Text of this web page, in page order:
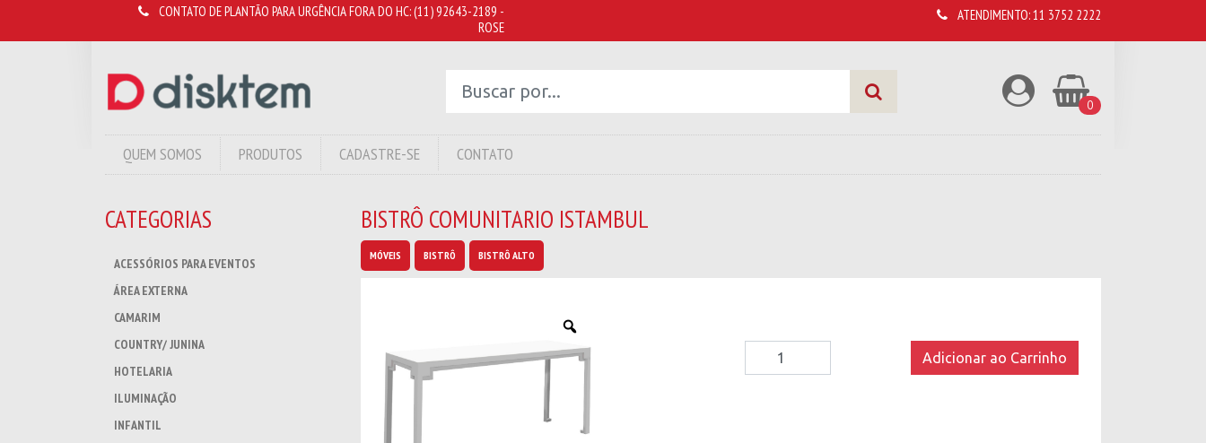
CONTATO DE PLANTÃO PARA URGÊNCIA FORA DO HC:(11) 92643-2189 -
ROSE
ATENDIMENTO:11 3752 2222
0
QUEM SOMOS PRODUTOS CADASTRE-SE CONTATO
CATEGORIAS
ACESSÓRIOS PARA EVENTOS
ÁREA EXTERNA
CAMARIM
COUNTRY/ JUNINA
HOTELARIA
ILUMINAÇÃO
INFANTIL
BISTRÔ COMUNITARIO ISTAMBUL
MÓVEIS BISTRÔ BISTRÔ ALTO
Bistrô
Comunitario
Adicionar ao Carrinho